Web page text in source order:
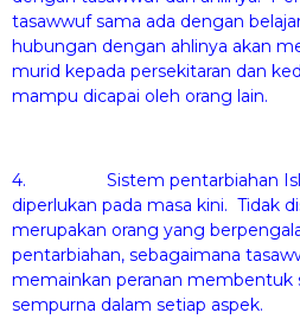
tasawwuf sama ada dengan
hubungan dengan ahlinya akan
murid kepada persekitaran dan
mampu dicapai oleh orang lain.
4. Sistem pentarbiahan
diperlukan pada masa kini. Tidak
merupakan orang yang
pentarbiahan, sebagaimana
memainkan peranan membentuk
sempurna dalam setiap aspek.